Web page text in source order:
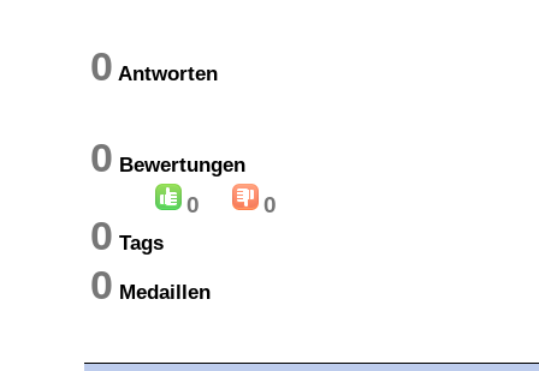
0 Antworten
0 Bewertungen
0 0
0 Tags
0 Medaillen